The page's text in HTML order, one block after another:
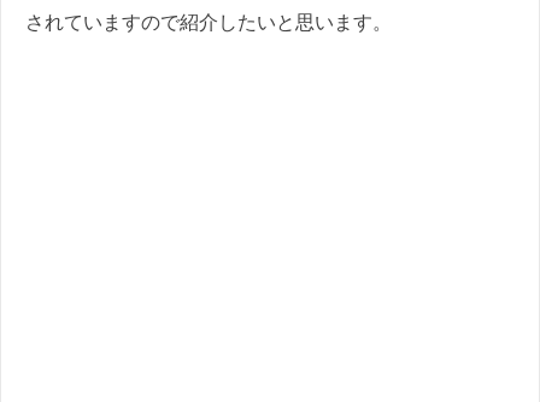
されていますので紹介したいと思います。